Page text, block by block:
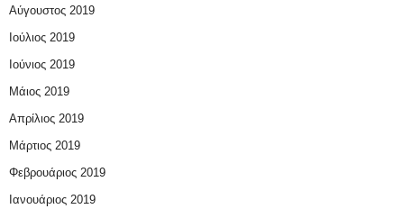
Αύγουστος 2019
Ιούλιος 2019
Ιούνιος 2019
Μάιος 2019
Απρίλιος 2019
Μάρτιος 2019
Φεβρουάριος 2019
Ιανουάριος 2019